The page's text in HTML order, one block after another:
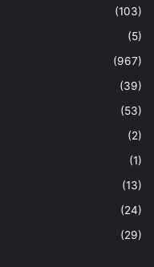
(103)
(5)
(967)
(39)
(53)
(2)
(1)
(13)
(24)
(29)